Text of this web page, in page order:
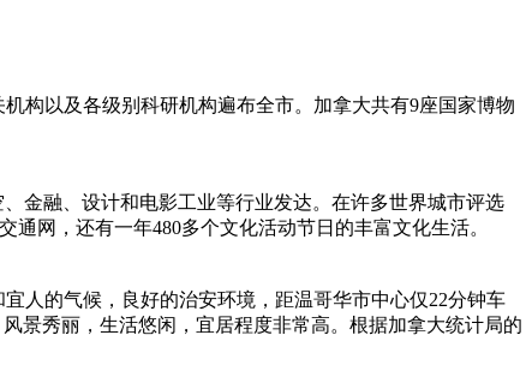
构以及各级别科研机构遍布全市。加拿大共有9座国家博物
金融、设计和电影工业等行业发达。在许多世界城市评选
网，还有一年480多个文化活动节日的丰富文化生活。
人的气候，良好的治安环境，距温哥华市中心仅22分钟车
景秀丽，生活悠闲，宜居程度非常高。根据加拿大统计局的